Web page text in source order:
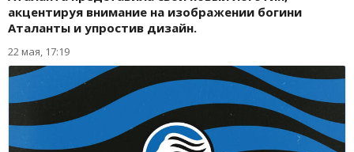
акцентируя внимание на изображении богини
Аталанты и упростив дизайн.
22 мая, 17:19